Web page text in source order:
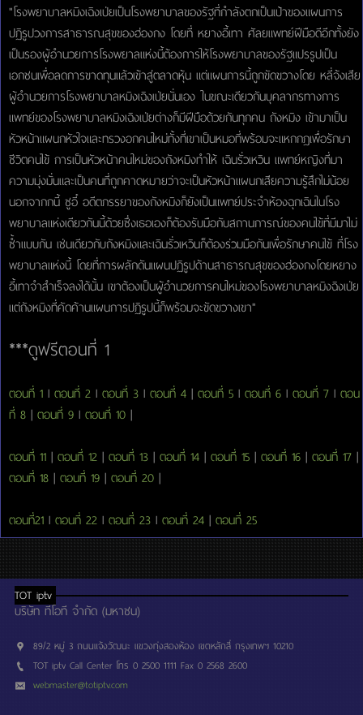
"โรงพยาบาลหมิงเฉิงเป่ยเป็นโรงพยาบาลของรัฐที่กำลังตกเป็นเป้าของแผนการ
ปฏิรูปวงการสาธารณสุขของฮ่องกง โดยที่ หยางอี้เทา ศัลยแพทย์ฝีมือดีอีกทั้งยัง
เป็นรองผู้อำนวยการโรงพยาลแห่งนี้ต้องการให้โรงพยาบาลของรัฐแปรรูปเป็น
เอกชนเพื่อลดการขาดทุนแล้วเข้าสู่ตลาดหุ้น แต่แผนการนี้ถูกขัดขวางโดย หลี่จ้งเสีย
ผู้อำนวยการโรงพยาบาลหมิงเฉิงเป่ยนั่นเอง ในขณะเดียวกันบุคลากรทางการ
แพทย์ของโรงพยาบาลหมิงเฉิงเป่ยต่างก็มีฝีมือด้วยกันทุกคน ถังหมิง เข้ามาเป็น
หัวหน้าแผนกหัวใจและทรวงอกคนใหม่ทั้งที่เขาเป็นหมอที่พร้อมจะแหกกฎเพื่อรักษา
ชีวิตคนไข้ การเป็นหัวหน้าคนใหม่ของถังหมิงทำให้ เฉินรั่วเหวิน แพทย์หญิงที่มา
ความมุ่งมั่นและเป็นคนที่ถูกคาดหมายว่าจะเป็นหัวหน้าแผนกเสียความรู้สึกไม่น้อย
นอกจากกนี้ ซูอี๋ อดีตภรรยาของถังหมิงก็ยังเป็นแพทย์ประจำห้องฉุกเฉินในโรง
พยาบาลแห่งเดียวกันนี้ด้วยซึ่งเธอเองก็ต้องรับมือกับสถานการณ์ของคนไข้ที่มีมาไม่
ซ้ำแบบกัน เช่นเดียวกับถังหมิงและเฉินรั่วเหวินก็ต้องร่วมมือกันเพื่อรักษาคนไข้ ที่โรง
พยาบาลแห่งนี้ โดยที่การผลักดันแผนปฏิรูปด้านสาธารณสุขของฮ่องกงโดยหยาง
อี้เทาจำสำเร็จลงได้นั้น เขาต้องเป็นผู้อำนวยการคนใหม่ของโรงพยาบาลหมิงฉิงเป่ย
แต่ถังหมิงที่คัดค้านแผนการปฏิรูปนี้ก็พร้อมจะขัดขวางเขา"
***ดูฟรีตอนที่ 1
ตอนที่ 1 l ตอนที่ 2 l ตอนที่ 3 l ตอนที่ 4 | ตอนที่ 5 l ตอนที่ 6 l ตอนที่ 7 l ตอน
ที่ 8 | ตอนที่ 9 l ตอนที่ 10 |
ตอนที่ 11 | ตอนที่ 12 | ตอนที่ 13 | ตอนที่ 14 | ตอนที่ 15 | ตอนที่ 16 | ตอนที่ 17 |
ตอนที่ 18 | ตอนที่ 19 | ตอนที่ 20 |
ตอนที่21 l ตอนที่ 22 l ตอนที่ 23 l ตอนที่ 24 | ตอนที่ 25
TOT iptv
บริษัท ทีโอที จำกัด (มหาชน)
89/2 หมู่ 3 ถนนแจ้งวัฒนะ แขวงทุ่งสองห้อง เขตหลักสี่ กรุงเทพฯ 10210
TOT iptv Call Center โทร 0 2500 1111 Fax 0 2568 2600
webmaster@totiptv.com